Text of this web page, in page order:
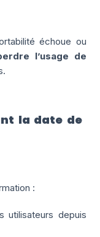
échoue ou
l’usage de
la date de
:
utilisateurs depuis